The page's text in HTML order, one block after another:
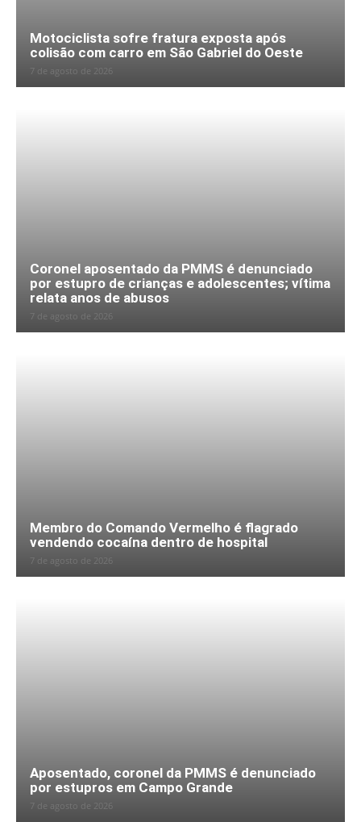
Motociclista sofre fratura exposta após
colisão com carro em São Gabriel do Oeste
7 de agosto de 2026
Coronel aposentado da PMMS é denunciado
por estupro de crianças e adolescentes; vítima
relata anos de abusos
7 de agosto de 2026
Membro do Comando Vermelho é flagrado
vendendo cocaína dentro de hospital
7 de agosto de 2026
Aposentado, coronel da PMMS é denunciado
por estupros em Campo Grande
7 de agosto de 2026